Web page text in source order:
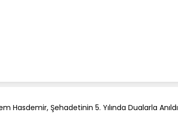
Hasdemir, Şehadetinin 5. Yılında Dualarla Anıldı